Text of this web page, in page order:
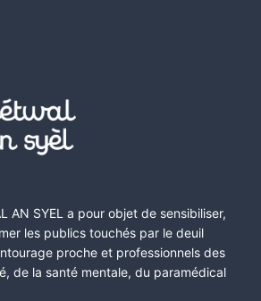
AN SYEL a pour objet de sensibiliser,
les publics touchés par le deuil
proche et professionnels des
de la santé mentale, du paramédical